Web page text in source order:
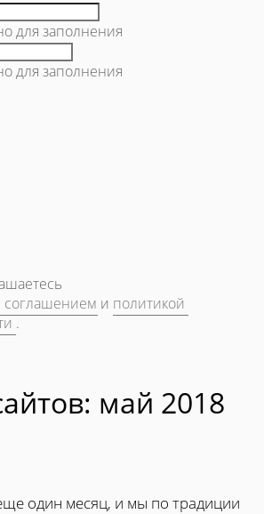
для заполнения
для заполнения
соглашением и политикой
.
май 2018
один месяц, и мы по традиции